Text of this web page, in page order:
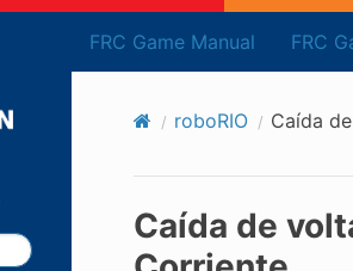
FRC Game Manual FRC
roboRIO Caída
Caída de